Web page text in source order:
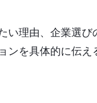
い理由、企業選び
ンを具体的に伝え